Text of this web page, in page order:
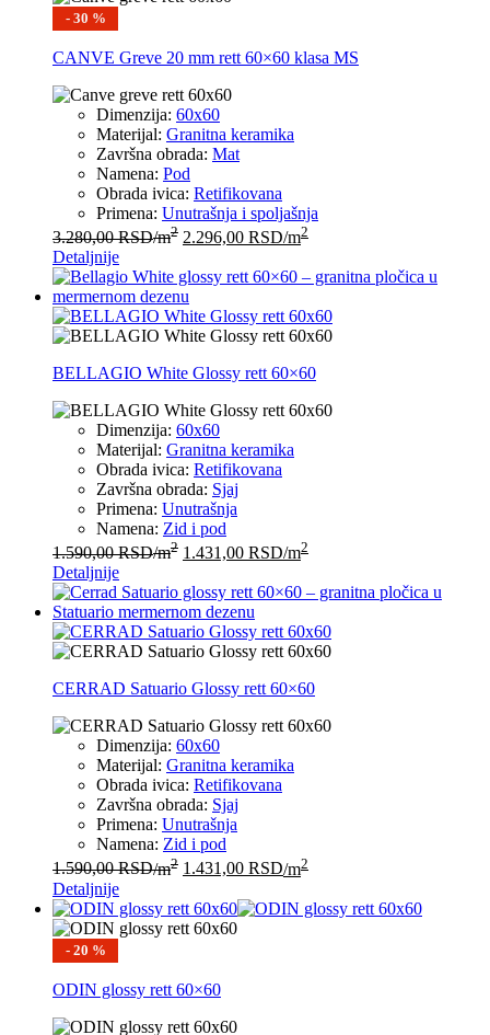
- 30 %
CANVE Greve 20 mm rett 60×60 klasa MS
Dimenzija: 60x60
Materijal: Granitna keramika
Završna obrada: Mat
Namena: Pod
Obrada ivica: Retifikovana
Primena: Unutrašnja i spoljašnja
3.280,00RSD/m2 2.296,00 RSD/m2
Detaljnije
BELLAGIO White Glossy rett 60×60
Dimenzija: 60x60
Materijal: Granitna keramika
Obrada ivica: Retifikovana
Završna obrada: Sjaj
Primena: Unutrašnja
Namena: Zid i pod
1.590,00RSD/m2 1.431,00 RSD/m2
Detaljnije
CERRAD Satuario Glossy rett 60×60
Dimenzija: 60x60
Materijal: Granitna keramika
Obrada ivica: Retifikovana
Završna obrada: Sjaj
Primena: Unutrašnja
Namena: Zid i pod
1.590,00RSD/m2 1.431,00 RSD/m2
Detaljnije
- 20 %
ODIN glossy rett 60×60